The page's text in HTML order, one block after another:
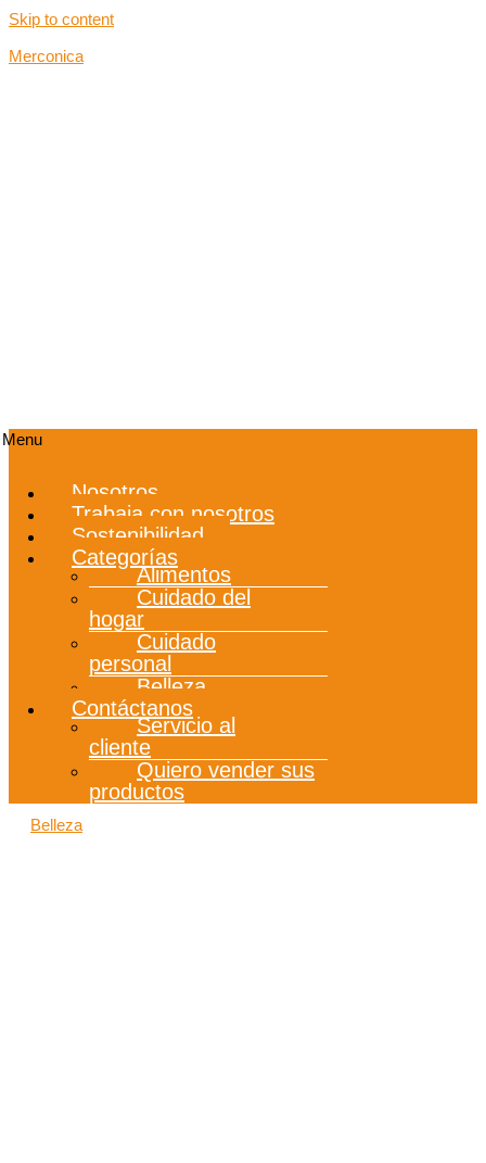
Skip to content
Merconica
Menu
Nosotros
Trabaja con nosotros
Sostenibilidad
Categorías
Alimentos
Cuidado del
hogar
Cuidado
personal
Belleza
Contáctanos
Servicio al
cliente
Quiero vender sus
productos
Belleza